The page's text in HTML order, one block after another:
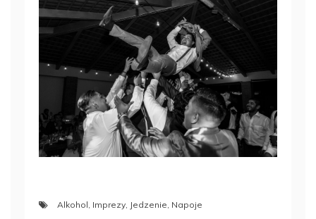
Alkohol Imprezy Jedzenie Napoje